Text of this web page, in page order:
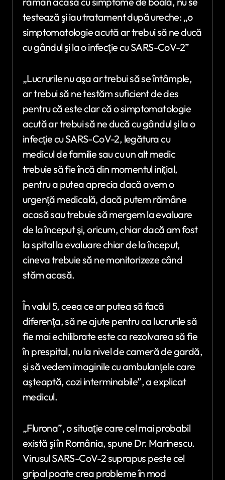
testează şi iau tratament după ureche: „o
simptomatologie acută ar trebui să ne ducă
cu gândul şi la o infecţie cu SARS-CoV-2”
„Lucrurile nu aşa ar trebui să se întâmple,
ar trebui să ne testăm suficient de des
pentru că este clar că o simptomatologie
acută ar trebui să ne ducă cu gândul şi la o
infecţie cu SARS-CoV-2, legătura cu
medicul de familie sau cu un alt medic
trebuie să fie încă din momentul iniţial,
pentru a putea aprecia dacă avem o
urgenţă medicală, dacă putem rămâne
acasă sau trebuie să mergem la evaluare
de la început şi, oricum, chiar dacă am fost
la spital la evaluare chiar de la început,
cineva trebuie să ne monitorizeze când
stăm acasă.
În valul 5, ceea ce ar putea să facă
diferenţa, să ne ajute pentru ca lucrurile să
fie mai echilibrate este ca rezolvarea să fie
în prespital, nu la nivel de cameră de gardă,
şi să vedem imaginile cu ambulanţele care
aşteaptă, cozi interminabile”, a explicat
medicul.
„Flurona”, o situaţie care cel mai probabil
există şi în România, spune Dr. Marinescu.
Virusul SARS-CoV-2 suprapus peste cel
gripal poate crea probleme în mod